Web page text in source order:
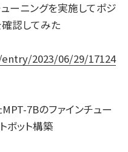
ーニングを実施してポジ
認してみた
2023/06/29/17124
7Bのファインチュー
ボット構築